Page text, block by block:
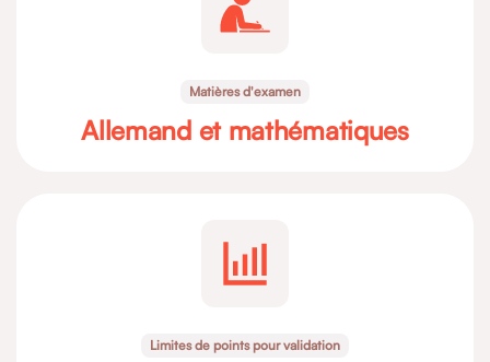
Matières d'examen
Allemand et mathématiques
Limites de points pour validation